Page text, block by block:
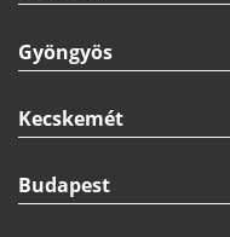
Gyöngyös
Kecskemét
Budapest